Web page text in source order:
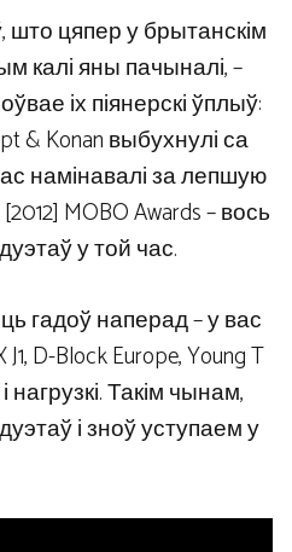
цяпер у брытанскім
калі яны пачыналі, –
іх піянерскі ўплыў:
& Konan выбухнулі са
намінавалі за лепшую
MOBO Awards – вось
у той час.
гадоў наперад – у вас
D-Block Europe, Young T
нагрузкі. Такім чынам,
і зноў уступаем у